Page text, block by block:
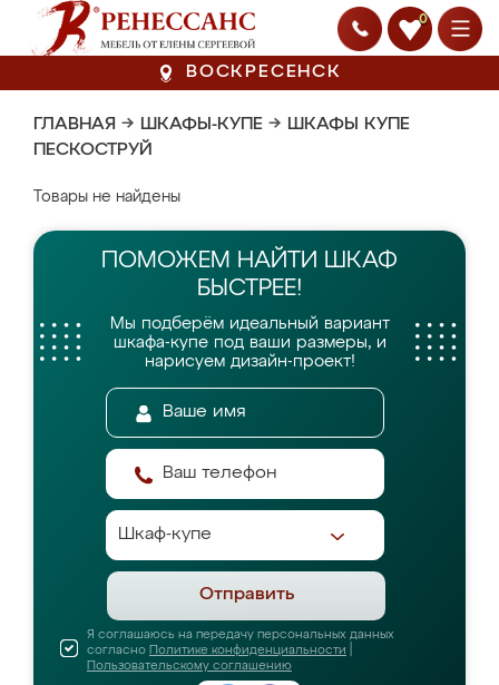
0
ВОСКРЕСЕНСК
ГЛАВНАЯ → ШКАФЫ-КУПЕ → ШКАФЫ КУПЕ
ПЕСКОСТРУЙ
Товары не найдены
ПОМОЖЕМ НАЙТИ ШКАФ
БЫСТРЕЕ!
Мы подберём идеальный вариант
шкафа-купе под ваши размеры, и
нарисуем дизайн-проект!
Отправить
Я соглашаюсь на передачу персональных данных
согласно Политике конфиденциальности
Пользовательскому соглашению